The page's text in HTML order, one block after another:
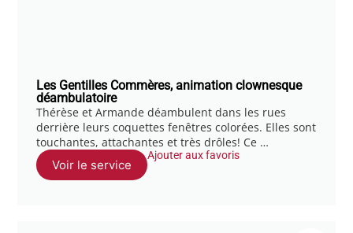
Les Gentilles Commères, animation clownesque
déambulatoire
Thérèse et Armande déambulent dans les rues
derrière leurs coquettes fenêtres colorées. Elles sont
touchantes, attachantes et très drôles! Ce …
Voir le service
Ajouter aux favoris